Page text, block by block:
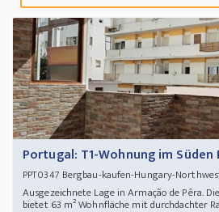
Portugal: T1-Wohnung im
PPT0347 Bergbau-kaufen-Hungary-
Ausgezeichnete Lage in Armação de Pêra.
bietet 63 m² Wohnfläche mit durchdachter